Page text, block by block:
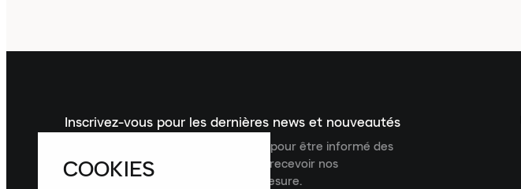
Inscrivez-vous pour les dernières news et nouveautés
Inscrivez-vous à la newsletter Laced pour être informé des
dernières nouveautés, collections et recevoir nos
recommandations de produits sur mesure.
COOKIES